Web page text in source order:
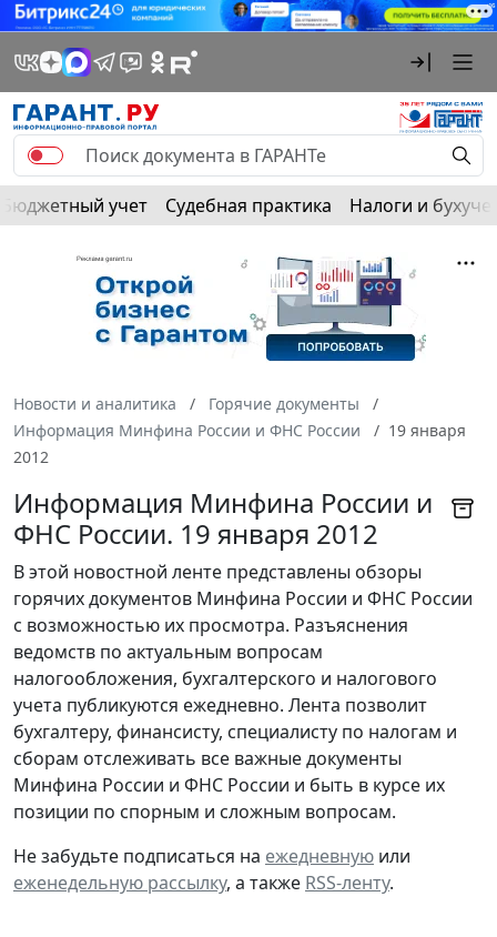
Бюджетный учет Судебная практика Налоги и
Новости и аналитика
Горячие документы
Информация Минфина России и ФНС России
19 января
2012
Информация Минфина России и
ФНС России. 19 января 2012
В этой новостной ленте представлены обзоры
горячих документов Минфина России и ФНС России
с возможностью их просмотра. Разъяснения
ведомств по актуальным вопросам
налогообложения, бухгалтерского и налогового
учета публикуются ежедневно. Лента позволит
бухгалтеру, финансисту, специалисту по налогам и
сборам отслеживать все важные документы
Минфина России и ФНС России и быть в курсе их
позиции по спорным и сложным вопросам.
Не забудьте подписаться на ежедневную или
еженедельную рассылку, а также RSS-ленту.